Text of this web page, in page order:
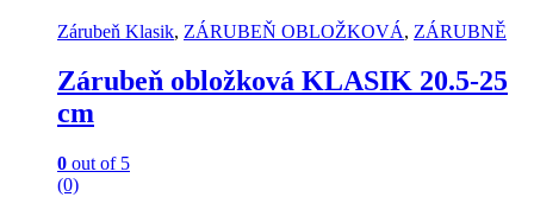
may
be
chosen
on
the
product
page
Zárubeň Klasik, ZÁRUBEŇ OBLOŽKOVÁ, ZÁRUBNĚ
Zárubeň obložková KLASIK 20.5-25
cm
0 out of 5
(0)